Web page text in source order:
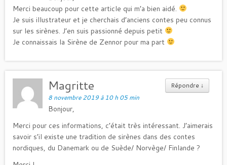
Merci beaucoup pour cette article qui m’a bien aidé.
Je suis illustrateur et je cherchais d’anciens contes peu connus
sur les sirènes. J’en suis passionné depuis petit
Je connaissais la Sirène de Zennor pour ma part
Répondre ↓
Magritte
8 novembre 2019 à 10 h 05 min
Bonjour,
Merci pour ces informations, c’était très intéressant. J’aimerais
savoir s’il existe une tradition de sirènes dans des contes
nordiques, du Danemark ou de Suède/ Norvège/ Finlande ?